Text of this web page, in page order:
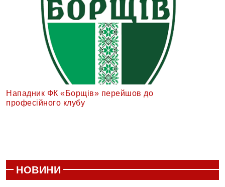
Нападник ФК «Борщів» перейшов до
професійного клубу
НОВИНИ